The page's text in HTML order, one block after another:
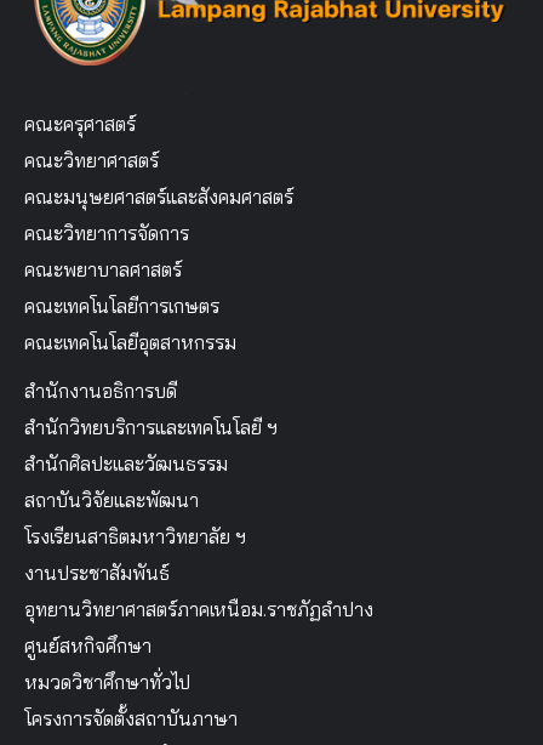
คณะครุศาสตร์
คณะวิทยาศาสตร์
คณะมนุษยศาสตร์และสังคมศาสตร์
คณะวิทยาการจัดการ
คณะพยาบาลศาสตร์
คณะเทคโนโลยีการเกษตร
คณะเทคโนโลยีอุตสาหกรรม
สำนักงานอธิการบดี
สำนักวิทยบริการและเทคโนโลยี ฯ
สำนักศิลปะและวัฒนธรรม
สถาบันวิจัยและพัฒนา
โรงเรียนสาธิตมหาวิทยาลัย ฯ
งานประชาสัมพันธ์
อุทยานวิทยาศาสตร์ภาคเหนือม.ราชภัฏลำปาง
ศูนย์สหกิจศึกษา
หมวดวิชาศึกษาทั่วไป
โครงการจัดตั้งสถาบันภาษา